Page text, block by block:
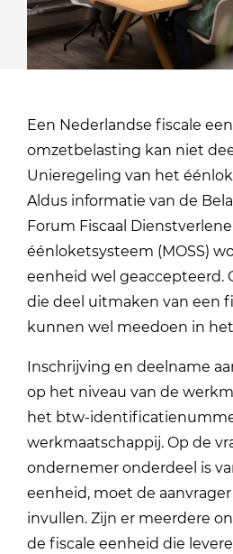
Een Nederlandse fiscale
omzetbelasting kan niet
Unieregeling van het
Aldus informatie van de
Forum Fiscaal
éénloketsysteem (MOSS)
eenheid wel geaccepteerd.
die deel uitmaken van een
kunnen wel meedoen in
Inschrijving en deelname
op het niveau van de
het btw-
werkmaatschappij. Op de
ondernemer onderdeel is
eenheid, moet de aanvrager
invullen. Zijn er meerdere
de fiscale eenheid die